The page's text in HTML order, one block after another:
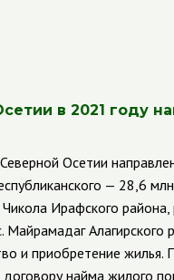
в 2021 году
Осетии
— 28,6
Ирафского района,
Алагирского
и приобретение жилья.
найма жилого